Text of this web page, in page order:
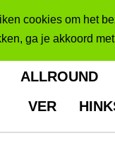
cookies om het
ga je akkoord
ALLROUND
VER